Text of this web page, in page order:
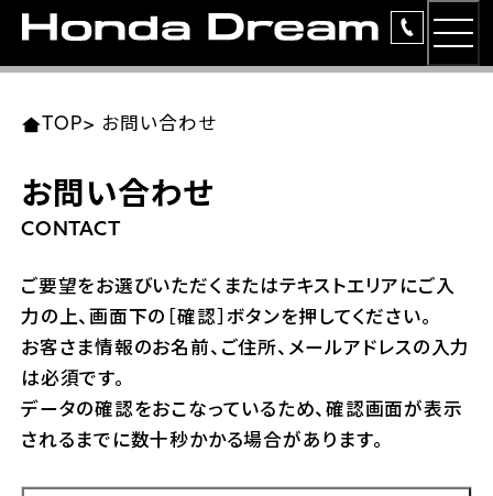
ラインアップ
安心のサービス
レンタルバイク
洋用品
イベント
TOP> お問い合わせ
お問い合わせ
CONTACT
ご要望をお選びいただくまたはテキストエリアにご入
力の上、画面下の［確認］ボタンを押してください。
お客さま情報のお名前、ご住所、メールアドレスの入力
は必須です。
データの確認をおこなっているため、確認画面が表示
されるまでに数十秒かかる場合があります。
東北エリア 店舗一覧
岩手県
宮城県
ホンダドリーム 仙台泉
関東エリア 店舗一覧
東京都
ホンダドリーム 西東京
ホンダドリーム 練馬
ホンダドリーム 板橋
中部エリア 店舗一覧
愛知県
ホンダドリーム 名古屋南
ホンダドリーム 小牧
ホンダドリーム 名古屋東
近畿エリア 店舗一覧
大阪府
ホンダドリーム 箕面
ホンダドリーム 藤井寺
ホンダドリーム 東淀川
中国・四国エリア 店舗一覧
岡山県
広島県
ホンダドリーム 広島
九州エリア 店舗一覧
福岡県
ホンダドリーム 福岡東
ホンダドリーム 久留米
ホンダドリーム 福岡春日